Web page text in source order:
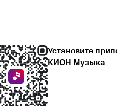
Установите
КИОН Музыка